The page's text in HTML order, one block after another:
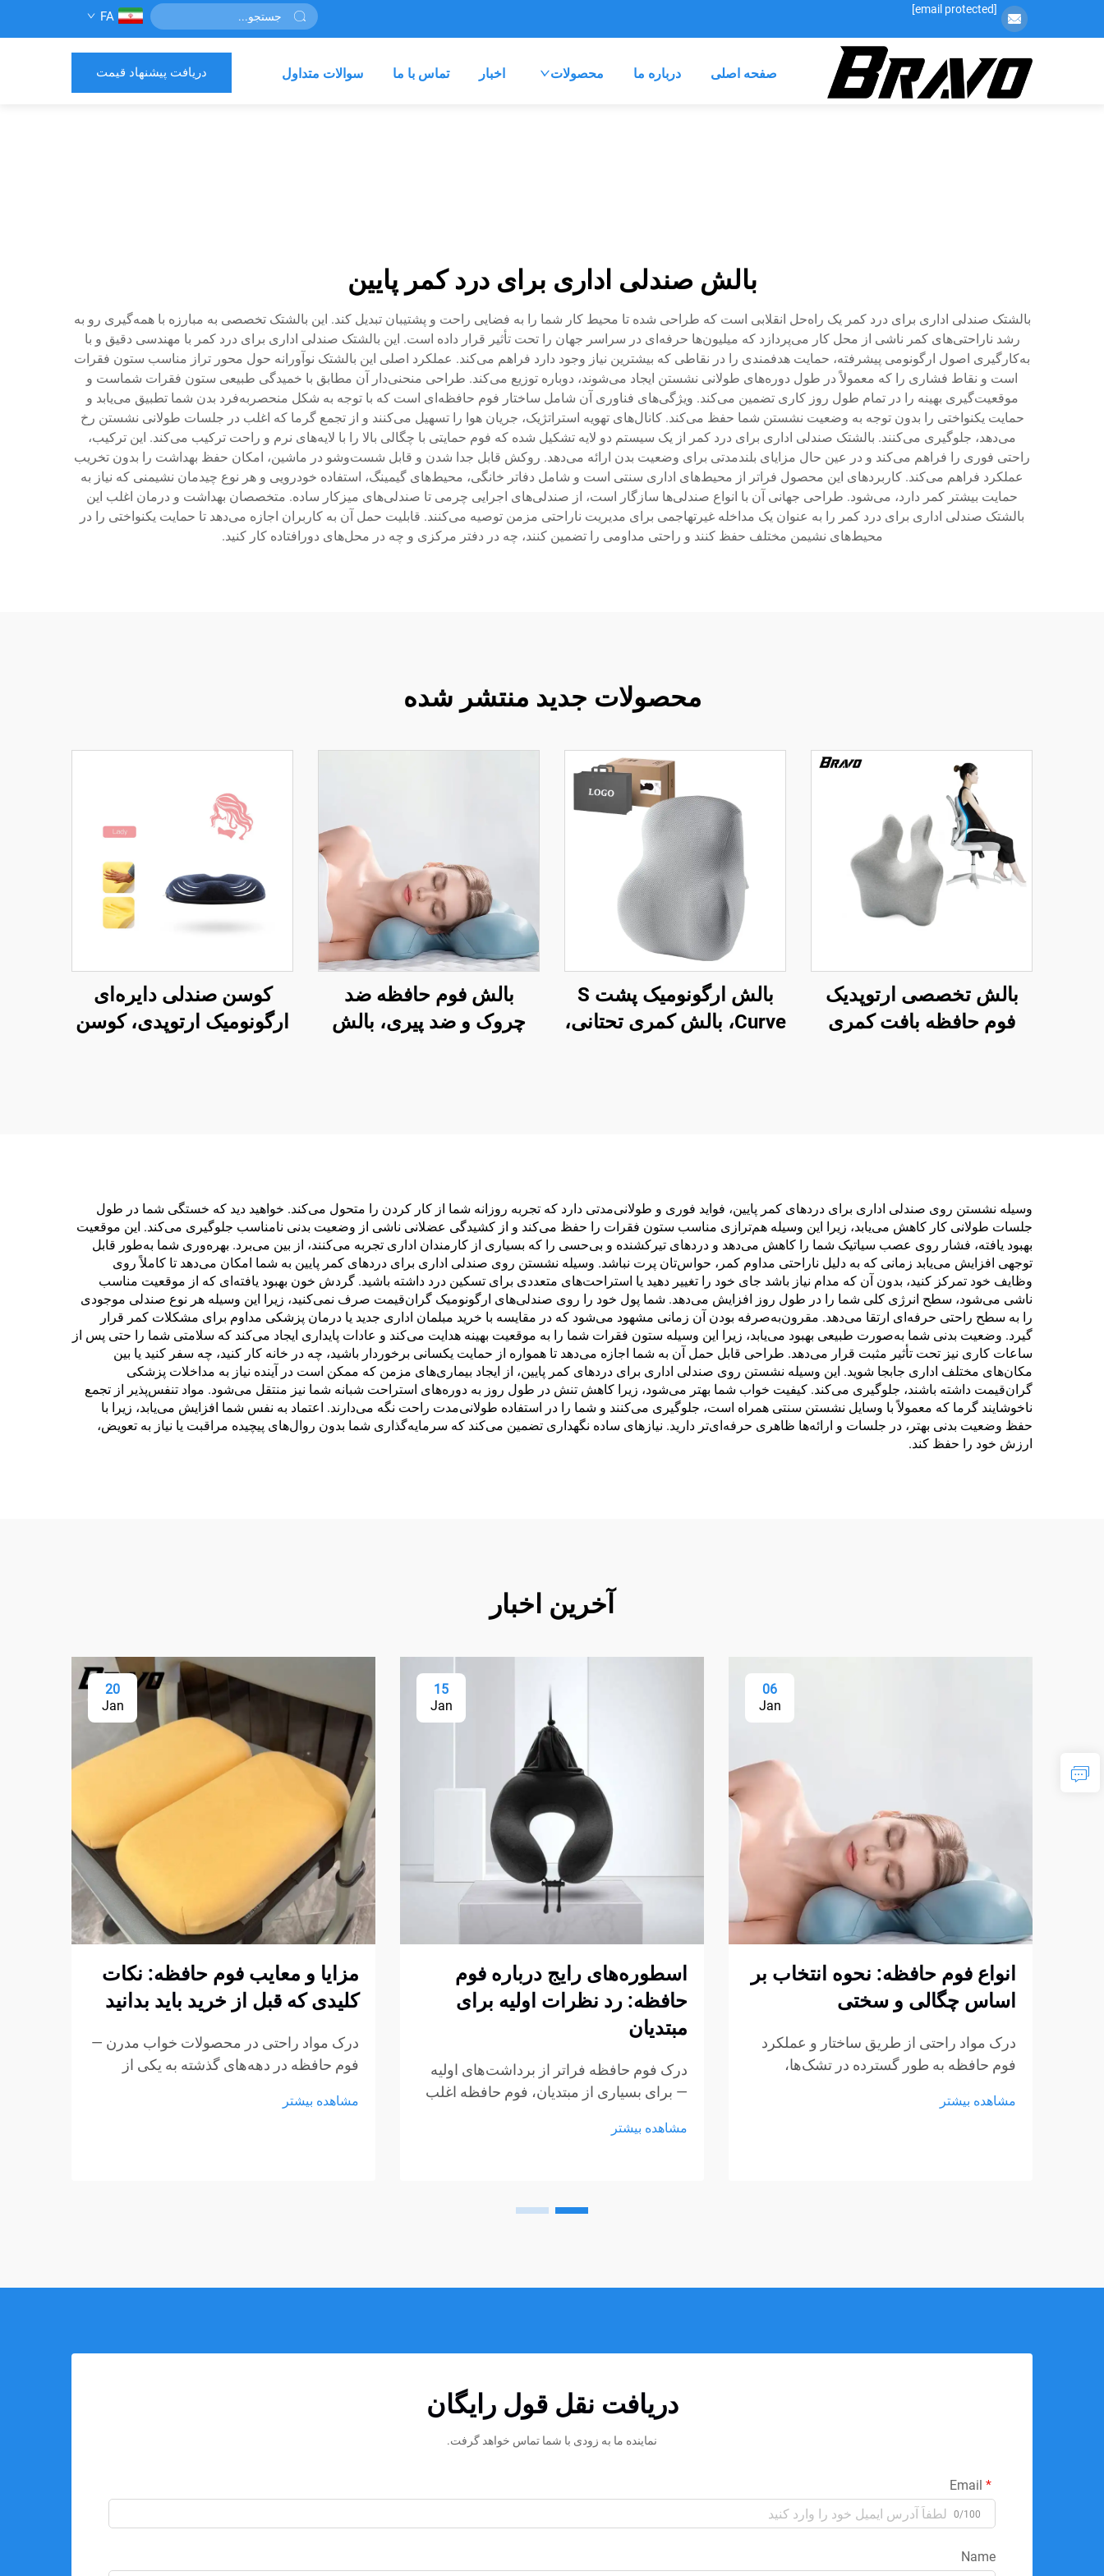
[email protected]
FA
صفحه اصلی درباره ما محصولات اخبار تماس با ما سوالات متداول دریافت پیشنهاد قیمت
بالش صندلی اداری برای درد کمر پایین
بالشتک صندلی اداری برای درد کمر یک راه‌حل انقلابی است که طراحی شده تا محیط کار شما را به فضایی راحت و پشتیبان تبدیل کند. این بالشتک تخصصی به مبارزه با همه‌گیری رو به
رشد ناراحتی‌های کمر ناشی از محل کار می‌پردازد که میلیون‌ها حرفه‌ای در سراسر جهان را تحت تأثیر قرار داده است. این بالشتک صندلی اداری برای درد کمر با مهندسی دقیق و با
به‌کارگیری اصول ارگونومی پیشرفته، حمایت هدفمندی را در نقاطی که بیشترین نیاز وجود دارد فراهم می‌کند. عملکرد اصلی این بالشتک نوآورانه حول محور تراز مناسب ستون فقرات
است و نقاط فشاری را که معمولاً در طول دوره‌های طولانی نشستن ایجاد می‌شوند، دوباره توزیع می‌کند. طراحی منحنی‌دار آن مطابق با خمیدگی طبیعی ستون فقرات شماست و
موقعیت‌گیری بهینه را در تمام طول روز کاری تضمین می‌کند. ویژگی‌های فناوری آن شامل ساختار فوم حافظه‌ای است که با توجه به شکل منحصربه‌فرد بدن شما تطبیق می‌یابد و
حمایت یکنواختی را بدون توجه به وضعیت نشستن شما حفظ می‌کند. کانال‌های تهویه استراتژیک، جریان هوا را تسهیل می‌کنند و از تجمع گرما که اغلب در جلسات طولانی نشستن رخ
می‌دهد، جلوگیری می‌کنند. بالشتک صندلی اداری برای درد کمر از یک سیستم دو لایه تشکیل شده که فوم حمایتی با چگالی بالا را با لایه‌های نرم و راحت ترکیب می‌کند. این ترکیب،
راحتی فوری را فراهم می‌کند و در عین حال مزایای بلندمدتی برای وضعیت بدن ارائه می‌دهد. روکش قابل جدا شدن و قابل شست‌وشو در ماشین، امکان حفظ بهداشت را بدون تخریب
عملکرد فراهم می‌کند. کاربردهای این محصول فراتر از محیط‌های اداری سنتی است و شامل دفاتر خانگی، محیط‌های گیمینگ، استفاده خودرویی و هر نوع چیدمان نشیمنی که نیاز به
حمایت بیشتر کمر دارد، می‌شود. طراحی جهانی آن با انواع صندلی‌ها سازگار است، از صندلی‌های اجرایی چرمی تا صندلی‌های میزکار ساده. متخصصان بهداشت و درمان اغلب این
بالشتک صندلی اداری برای درد کمر را به عنوان یک مداخله غیرتهاجمی برای مدیریت ناراحتی مزمن توصیه می‌کنند. قابلیت حمل آن به کاربران اجازه می‌دهد تا حمایت یکنواختی را در
محیط‌های نشیمن مختلف حفظ کنند و راحتی مداومی را تضمین کنند، چه در دفتر مرکزی و چه در محل‌های دورافتاده کار کنید.
محصولات جدید منتشر شده
بالش تخصصی ارتوپدیک
فوم حافظه بافت کمری
بالش ارگونومیک پشت S
Curve، بالش کمری تحتانی،
بالش فوم حافظه ضد
چروک و ضد پیری، بالش
کوسن صندلی دایره‌ای
ارگونومیک ارتوپدی، کوسن
وسیله نشستن روی صندلی اداری برای دردهای کمر پایین، فواید فوری و طولانی‌مدتی دارد که تجربه روزانه شما از کار کردن را متحول می‌کند. خواهید دید که خستگی شما در طول
جلسات طولانی کار کاهش می‌یابد، زیرا این وسیله هم‌ترازی مناسب ستون فقرات را حفظ می‌کند و از کشیدگی عضلانی ناشی از وضعیت بدنی نامناسب جلوگیری می‌کند. این موقعیت
بهبود یافته، فشار روی عصب سیاتیک شما را کاهش می‌دهد و دردهای تیرکشنده و بی‌حسی را که بسیاری از کارمندان اداری تجربه می‌کنند، از بین می‌برد. بهره‌وری شما به‌طور قابل
توجهی افزایش می‌یابد زمانی که به دلیل ناراحتی مداوم کمر، حواس‌تان پرت نباشد. وسیله نشستن روی صندلی اداری برای دردهای کمر پایین به شما امکان می‌دهد تا کاملاً روی
وظایف خود تمرکز کنید، بدون آن که مدام نیاز باشد جای خود را تغییر دهید یا استراحت‌های متعددی برای تسکین درد داشته باشید. گردش خون بهبود یافته‌ای که از موقعیت مناسب
ناشی می‌شود، سطح انرژی کلی شما را در طول روز افزایش می‌دهد. شما پول خود را روی صندلی‌های ارگونومیک گران‌قیمت صرف نمی‌کنید، زیرا این وسیله هر نوع صندلی موجودی
را به سطح راحتی حرفه‌ای ارتقا می‌دهد. مقرون‌به‌صرفه بودن آن زمانی مشهود می‌شود که در مقایسه با خرید مبلمان اداری جدید یا درمان پزشکی مداوم برای مشکلات کمر قرار
گیرد. وضعیت بدنی شما به‌صورت طبیعی بهبود می‌یابد، زیرا این وسیله ستون فقرات شما را به موقعیت بهینه هدایت می‌کند و عادات پایداری ایجاد می‌کند که سلامتی شما را حتی پس از
ساعات کاری نیز تحت تأثیر مثبت قرار می‌دهد. طراحی قابل حمل آن به شما اجازه می‌دهد تا همواره از حمایت یکسانی برخوردار باشید، چه در خانه کار کنید، چه سفر کنید یا بین
مکان‌های مختلف اداری جابجا شوید. این وسیله نشستن روی صندلی اداری برای دردهای کمر پایین، از ایجاد بیماری‌های مزمن که ممکن است در آینده نیاز به مداخلات پزشکی
گران‌قیمت داشته باشند، جلوگیری می‌کند. کیفیت خواب شما بهتر می‌شود، زیرا کاهش تنش در طول روز به دوره‌های استراحت شبانه شما نیز منتقل می‌شود. مواد تنفس‌پذیر از تجمع
ناخوشایند گرما که معمولاً با وسایل نشستن سنتی همراه است، جلوگیری می‌کنند و شما را در استفاده طولانی‌مدت راحت نگه می‌دارند. اعتماد به نفس شما افزایش می‌یابد، زیرا با
حفظ وضعیت بدنی بهتر، در جلسات و ارائه‌ها ظاهری حرفه‌ای‌تر دارید. نیازهای ساده نگهداری تضمین می‌کند که سرمایه‌گذاری شما بدون روال‌های پیچیده مراقبت یا نیاز به تعویض،
ارزش خود را حفظ کند.
آخرین اخبار
06
Jan
انواع فوم حافظه: نحوه انتخاب بر
اساس چگالی و سختی
درک مواد راحتی از طریق ساختار و عملکرد
فوم حافظه به طور گسترده در تشک‌ها،
می‌شود، اما هنوز بسیاری از خریداران در
مشاهده بیشتر
15
Jan
اسطوره‌های رایج درباره فوم
حافظه: رد نظرات اولیه برای
مبتدیان
درک فوم حافظه فراتر از برداشت‌های اولیه
— برای بسیاری از مبتدیان، فوم حافظه اغلب
تبلیغات، گفتگوهای غیررسمی یا تجربیات کوتاه
مشاهده بیشتر
20
Jan
مزایا و معایب فوم حافظه: نکات
کلیدی که قبل از خرید باید بدانید
درک مواد راحتی در محصولات خواب مدرن —
فوم حافظه در دهه‌های گذشته به یکی از
محصولات نشیمن تبدیل شده است.
مشاهده بیشتر
دریافت نقل قول رایگان
نماینده ما به زودی با شما تماس خواهد گرفت.
0/100
Name